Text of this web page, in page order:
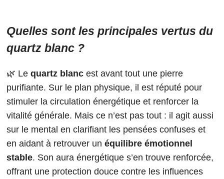
Quelles sont les principales vertus du
quartz blanc ?
🌿 Le quartz blanc est avant tout une pierre
purifiante. Sur le plan physique, il est réputé pour
stimuler la circulation énergétique et renforcer la
vitalité générale. Mais ce n’est pas tout : il agit aussi
sur le mental en clarifiant les pensées confuses et
en aidant à retrouver un équilibre émotionnel
stable. Son aura énergétique s’en trouve renforcée,
offrant une protection douce contre les influences